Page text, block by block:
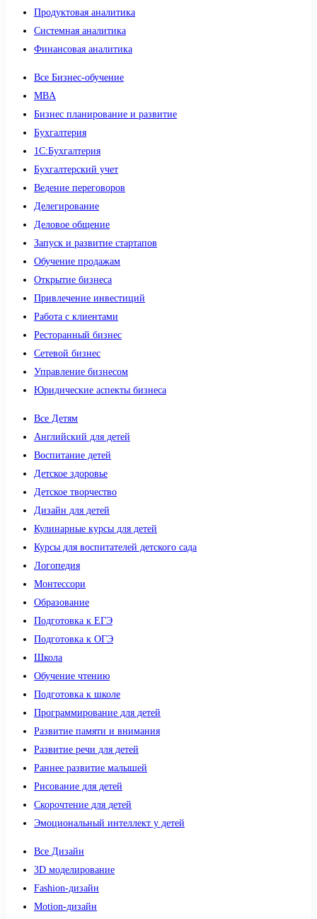
Продуктовая аналитика
Системная аналитика
Финансовая аналитика
Все Бизнес-обучение
MBA
Бизнес планирование и развитие
Бухгалтерия
1C:Бухгалтерия
Бухгалтерский учет
Ведение переговоров
Делегирование
Деловое общение
Запуск и развитие стартапов
Обучение продажам
Открытие бизнеса
Привлечение инвестиций
Работа с клиентами
Ресторанный бизнес
Сетевой бизнес
Управление бизнесом
Юридические аспекты бизнеса
Все Детям
Английский для детей
Воспитание детей
Детское здоровье
Детское творчество
Дизайн для детей
Кулинарные курсы для детей
Курсы для воспитателей детского сада
Логопедия
Монтессори
Образование
Подготовка к ЕГЭ
Подготовка к ОГЭ
Школа
Обучение чтению
Подготовка к школе
Программирование для детей
Развитие памяти и внимания
Развитие речи для детей
Раннее развитие малышей
Рисование для детей
Скорочтение для детей
Эмоциональный интеллект у детей
Все Дизайн
3D моделирование
Fashion-дизайн
Motion-дизайн